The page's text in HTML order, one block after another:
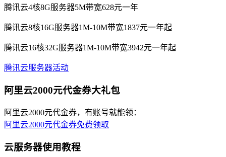
腾讯云4核8G服务器5M带宽628元一年
腾讯云8核16G服务器1M-10M带宽1837元一年起
腾讯云16核32G服务器1M-10M带宽3942元一年起
腾讯云服务器活动
阿里云2000元代金券大礼包
阿里云2000元代金券，有账号就能领：
阿里云2000元代金券免费领取
云服务器使用教程